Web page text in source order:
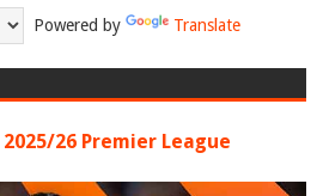
Powered by Translate
26 Premier League